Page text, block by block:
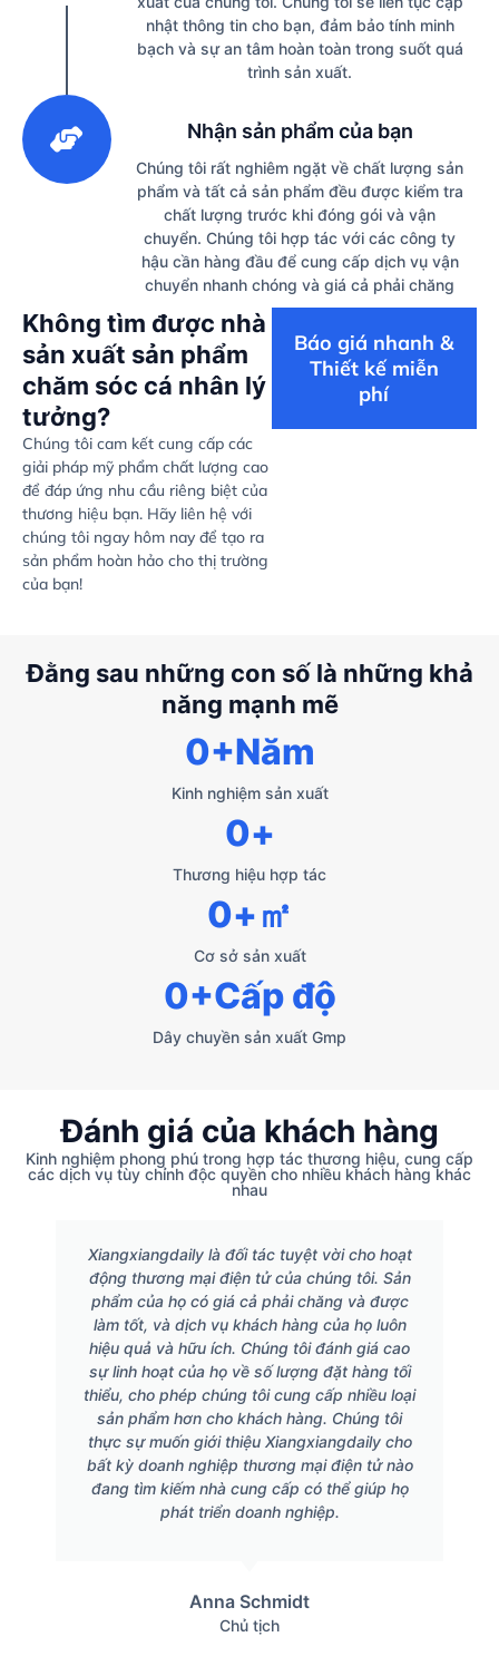
nhật thông tin cho bạn, đảm bảo tính minh
bạch và sự an tâm hoàn toàn trong suốt quá
trình sản xuất.
Nhận sản phẩm của bạn
Chúng tôi rất nghiêm ngặt về chất lượng sản
phẩm và tất cả sản phẩm đều được kiểm tra
chất lượng trước khi đóng gói và vận
chuyển. Chúng tôi hợp tác với các công ty
hậu cần hàng đầu để cung cấp dịch vụ vận
chuyển nhanh chóng và giá cả phải chăng
Không tìm được nhà
sản xuất sản phẩm
chăm sóc cá nhân lý
tưởng?
Chúng tôi cam kết cung cấp các
giải pháp mỹ phẩm chất lượng cao
để đáp ứng nhu cầu riêng biệt của
thương hiệu bạn. Hãy liên hệ với
chúng tôi ngay hôm nay để tạo ra
sản phẩm hoàn hảo cho thị trường
của bạn!
Báo giá nhanh &
Thiết kế miễn
phí
Đằng sau những con số là những khả
năng mạnh mẽ
Kinh nghiệm sản xuất
0+Năm
Thương hiệu hợp tác
0+
Cơ sở sản xuất
0+㎡
Dây chuyền sản xuất Gmp
0+Cấp độ
Đánh giá của khách hàng
Kinh nghiệm phong phú trong hợp tác thương hiệu, cung cấp
các dịch vụ tùy chỉnh độc quyền cho nhiều khách hàng khác
nhau
Xiangxiangdaily là đối tác tuyệt vời cho hoạt
động thương mại điện tử của chúng tôi. Sản
phẩm của họ có giá cả phải chăng và được
làm tốt, và dịch vụ khách hàng của họ luôn
hiệu quả và hữu ích. Chúng tôi đánh giá cao
sự linh hoạt của họ về số lượng đặt hàng tối
thiểu, cho phép chúng tôi cung cấp nhiều loại
sản phẩm hơn cho khách hàng. Chúng tôi
thực sự muốn giới thiệu Xiangxiangdaily cho
bất kỳ doanh nghiệp thương mại điện tử nào
đang tìm kiếm nhà cung cấp có thể giúp họ
phát triển doanh nghiệp.
Anna Schmidt
Chủ tịch